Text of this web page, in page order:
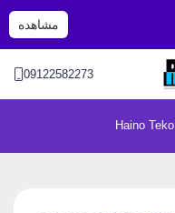
مشاهده
09122582273